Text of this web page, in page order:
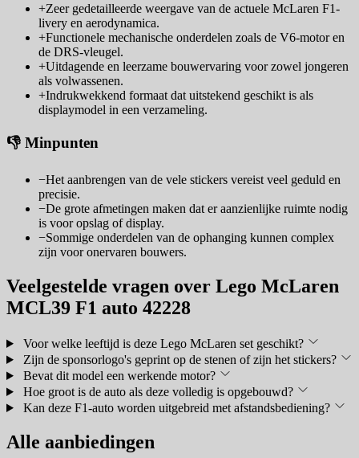
+Zeer gedetailleerde weergave van de actuele McLaren F1-
livery en aerodynamica.
+Functionele mechanische onderdelen zoals de V6-motor en
de DRS-vleugel.
+Uitdagende en leerzame bouwervaring voor zowel jongeren
als volwassenen.
+Indrukwekkend formaat dat uitstekend geschikt is als
displaymodel in een verzameling.
👎 Minpunten
−Het aanbrengen van de vele stickers vereist veel geduld en
precisie.
−De grote afmetingen maken dat er aanzienlijke ruimte nodig
is voor opslag of display.
−Sommige onderdelen van de ophanging kunnen complex
zijn voor onervaren bouwers.
Veelgestelde vragen over Lego McLaren
MCL39 F1 auto 42228
Voor welke leeftijd is deze Lego McLaren set geschikt?
Zijn de sponsorlogo's geprint op de stenen of zijn het stickers?
Bevat dit model een werkende motor?
Hoe groot is de auto als deze volledig is opgebouwd?
Kan deze F1-auto worden uitgebreid met afstandsbediening?
Alle aanbiedingen